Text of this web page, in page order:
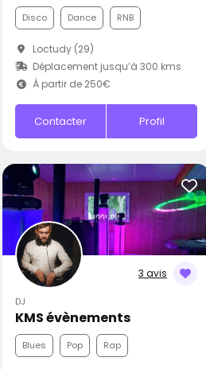
Disco Dance RNB
Loctudy (29)
Déplacement jusqu’à 300 kms
À partir de 250€
Contacter Profil
3 avis
DJ
KMS évènements
Blues Pop Rap